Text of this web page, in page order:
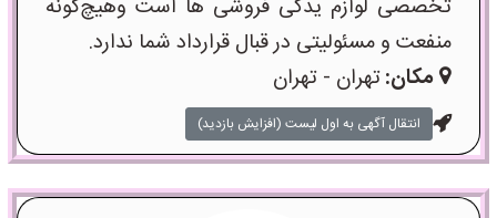
تخصصی لوازم یدکی فروشی ها است وهیچ‌گونه
منفعت و مسئولیتی در قبال قرارداد شما ندارد.
مکان:تهران - تهران
انتقال آگهی به اول لیست (افزایش بازدید)